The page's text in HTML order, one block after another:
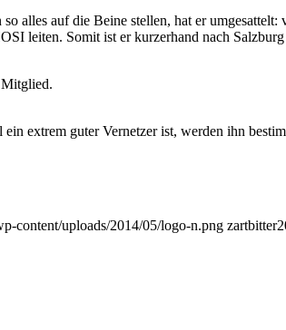
alles auf die Beine stellen, hat er
leiten. Somit ist er kurzerhand nach
extrem guter Vernetzer ist, werden ihn
content/uploads/2014/05/logo-n.png zartbitter